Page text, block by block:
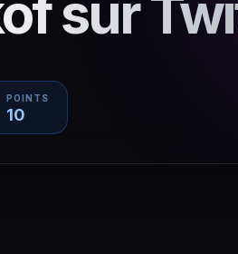
sur
POINTS
10